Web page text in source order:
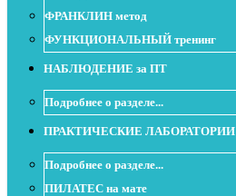
ФРАНКЛИН метод
ФУНКЦИОНАЛЬНЫЙ тренинг
НАБЛЮДЕНИЕ за ПТ
Подробнее о разделе...
ПРАКТИЧЕСКИЕ ЛАБОРАТОРИИ
Подробнее о разделе...
ПИЛАТЕС на мате